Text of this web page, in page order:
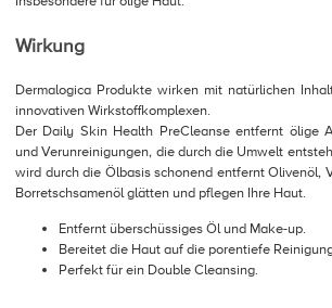
Wirkung
Dermalogica Produkte wirken mit natürlichen
innovativen Wirkstoffkomplexen.
Der Daily Skin Health PreCleanse entfernt ölige
und Verunreinigungen, die durch die Umwelt
wird durch die Ölbasis schonend entfernt Olivenöl,
Borretschsamenöl glätten und pflegen Ihre Haut.
Entfernt überschüssiges Öl und Make-up.
Bereitet die Haut auf die porentiefe
Perfekt für ein Double Cleansing.